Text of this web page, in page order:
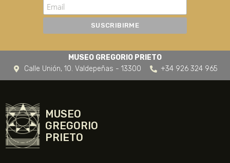
TIENDA
NOTICIAS
MUSEO GREGORIO PRIETO
Calle Unión, 10. Valdepeñas - 13300
+34 926 324 965
MUSEO
GREGORIO
PRIETO